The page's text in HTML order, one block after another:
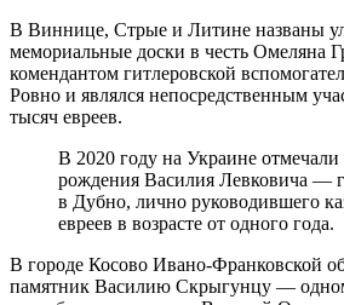
В Виннице, Стрые и Литине названы
мемориальные доски в честь Омеляна
комендантом гитлеровской
Ровно и являлся непосредственным
тысяч евреев.
В 2020 году на Украине
рождения Василия Левковича —
в Дубно, лично руководившего
евреев в возрасте от одного года.
В городе Косово Ивано-Франковской
памятник Василию Скрыгунцу —